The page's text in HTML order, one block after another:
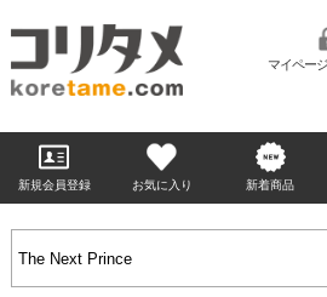
マイペー
新規会員登録 お気に入り 新着商品